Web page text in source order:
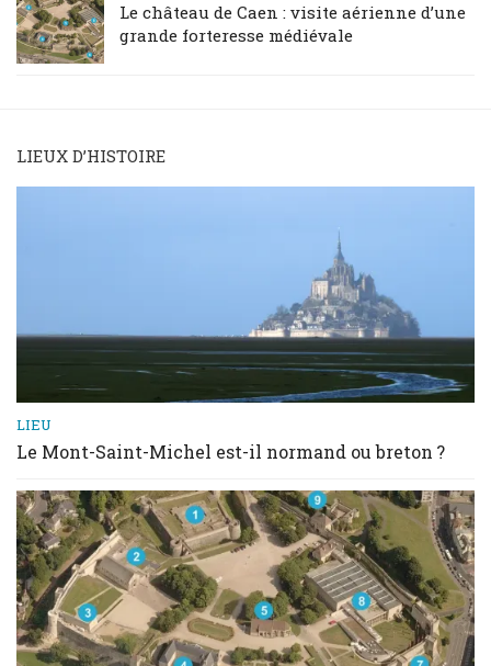
Le château de Caen : visite aérienne d’une
grande forteresse médiévale
LIEUX D’HISTOIRE
LIEU
Le Mont-Saint-Michel est-il normand ou breton ?